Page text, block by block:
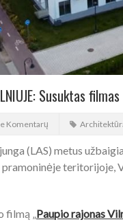
Susuktas
Komentarų
(LAS) metus
teritorijoje,
filmą „Paupio rajonas